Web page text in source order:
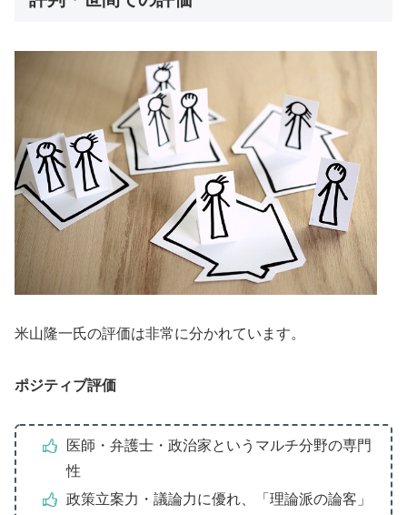
米山隆一氏の評価は非常に分かれています。
ポジティブ評価
医師・弁護士・政治家というマルチ分野の専門
性
政策立案力・議論力に優れ、「理論派の論客」